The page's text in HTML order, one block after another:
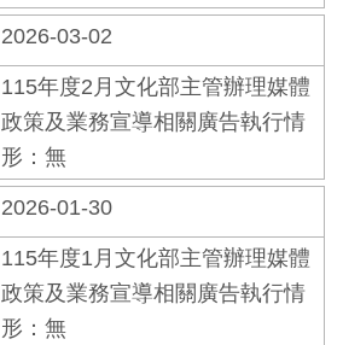
2026-03-02
115年度2月文化部主管辦理媒體
政策及業務宣導相關廣告執行情
形：無
2026-01-30
115年度1月文化部主管辦理媒體
政策及業務宣導相關廣告執行情
形：無